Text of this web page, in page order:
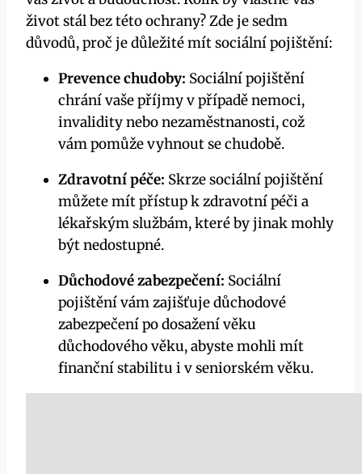
život stál bez této ochrany? Zde je sedm
důvodů, proč je důležité mít sociální pojištění:
Prevence chudoby: Sociální pojištění
chrání vaše příjmy v případě nemoci,
invalidity nebo nezaměstnanosti, což
vám pomůže vyhnout se chudobě.
Zdravotní péče: Skrze sociální pojištění
můžete mít přístup k zdravotní péči a
lékařským službám, které by jinak mohly
být nedostupné.
Důchodové zabezpečení: Sociální
pojištění vám zajišťuje důchodové
zabezpečení po dosažení věku
důchodového věku, abyste mohli mít
finanční stabilitu i v seniorském věku.